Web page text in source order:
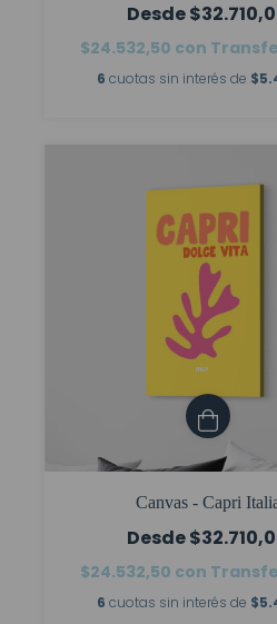
$24.532,50 con
6 cuotas sin interés de
Canvas - Capri
$24.532,50 con
6 cuotas sin interés de